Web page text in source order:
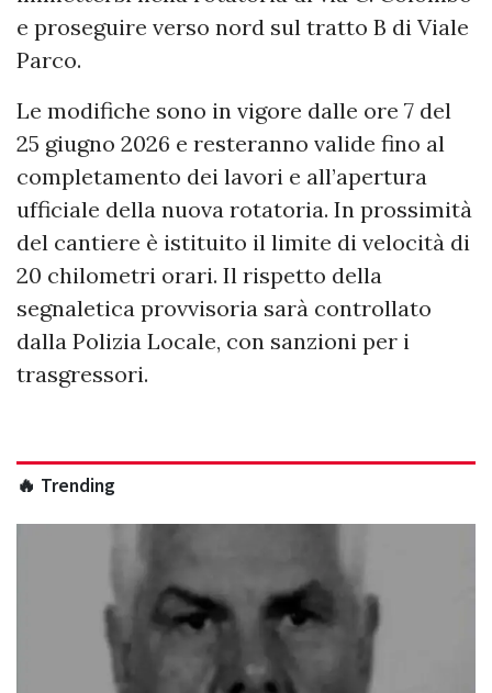
e proseguire verso nord sul tratto B di Viale
Parco.
Le modifiche sono in vigore dalle ore 7 del
25 giugno 2026 e resteranno valide fino al
completamento dei lavori e all’apertura
ufficiale della nuova rotatoria. In prossimità
del cantiere è istituito il limite di velocità di
20 chilometri orari. Il rispetto della
segnaletica provvisoria sarà controllato
dalla Polizia Locale, con sanzioni per i
trasgressori.
🔥 Trending